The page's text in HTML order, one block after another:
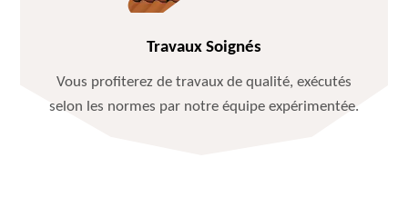
Travaux Soignés
Vous profiterez de travaux de qualité, exécutés
selon les normes par notre équipe expérimentée.